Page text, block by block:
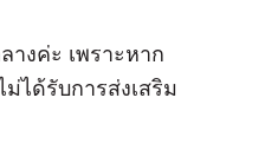
างค่ะ เพราะหาก
ได้รับการส่งเสริม